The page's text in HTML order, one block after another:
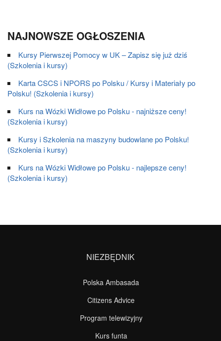
NAJNOWSZE OGŁOSZENIA
Kursy Pierwszej Pomocy w UK – Zapisz się już dziś
(Szkolenia i kursy)
Karta CSCS i NPORS po Polsku / Kursy i Materiały po
Polsku! (Szkolenia i kursy)
Kurs na Wózki Widłowe po Polsku - najniższe ceny!
(Szkolenia i kursy)
Kursy i Szkolenia na maszyny budowlane po Polsku!
(Szkolenia i kursy)
Kurs na Wózki Widłowe po Polsku - najlepsze ceny!
(Szkolenia i kursy)
NIEZBĘDNIK
Polska Ambasada
Citizens Advice
Program telewizyjny
Kurs funta